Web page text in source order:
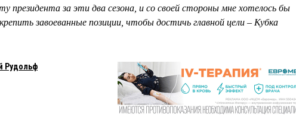
президента за эти два сезона, и со своей стороны мне хотелось бы
завоеванные позиции, чтобы достичь главной цели – Кубка
Рудольф